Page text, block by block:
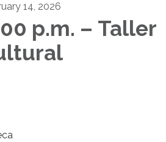
14, 2026
p.m. – Taller